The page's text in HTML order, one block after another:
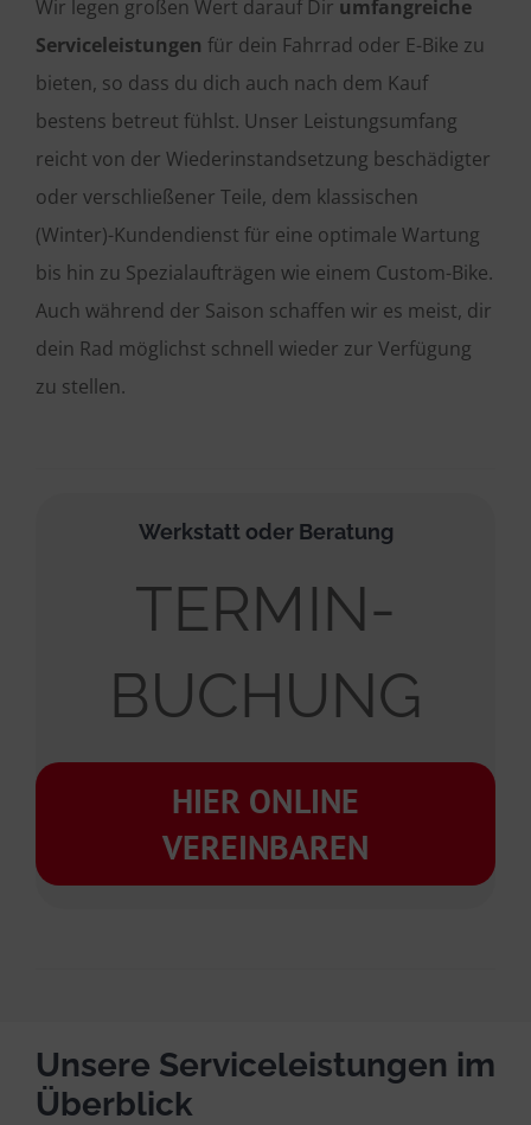
Wir legen großen Wert darauf Dir umfangreiche
Serviceleistungen für dein Fahrrad oder E-Bike zu
bieten, so dass du dich auch nach dem Kauf
bestens betreut fühlst. Unser Leistungsumfang
reicht von der Wiederinstandsetzung beschädigter
oder verschließener Teile, dem klassischen
(Winter)-Kundendienst für eine optimale Wartung
bis hin zu Spezialaufträgen wie einem Custom-Bike.
Auch während der Saison schaffen wir es meist, dir
dein Rad möglichst schnell wieder zur Verfügung
zu stellen.
Werkstatt oder Beratung
TERMIN-
BUCHUNG
HIER ONLINE
VEREINBAREN
Unsere Serviceleistungen im
Überblick